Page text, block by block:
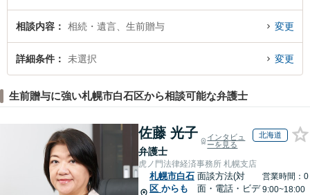
たい』などでお困りの相談者さんにおすすめです。
相談内容 相続・遺言、生前贈与 変更
詳細条件 未選択 変更
生前贈与に強い札幌市白石区から相談可能な弁護士
佐藤 光子
弁護士
インタビュ
ーを見る
北海道
虎ノ門法律経済事務所 札幌支店
札幌市白石
区 からも
面談方法(対
面・電話・ビデ
営業時間：0
9:00~18:00